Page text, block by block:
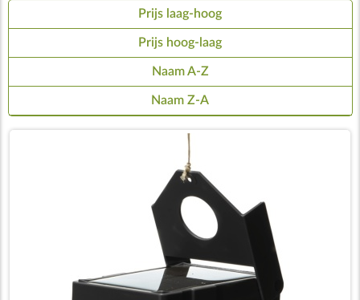
Prijs laag-hoog
Prijs hoog-laag
Naam A-Z
Naam Z-A